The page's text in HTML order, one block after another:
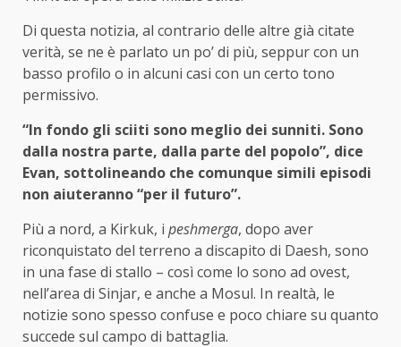
Di questa notizia, al contrario delle altre già citate
verità, se ne è parlato un po’ di più, seppur con un
basso profilo o in alcuni casi con un certo tono
permissivo.
“In fondo gli sciiti sono meglio dei sunniti. Sono
dalla nostra parte, dalla parte del popolo”, dice
Evan, sottolineando che comunque simili episodi
non aiuteranno “per il futuro”.
Più a nord, a Kirkuk, i peshmerga, dopo aver
riconquistato del terreno a discapito di Daesh, sono
in una fase di stallo – così come lo sono ad ovest,
nell’area di Sinjar, e anche a Mosul. In realtà, le
notizie sono spesso confuse e poco chiare su quanto
succede sul campo di battaglia.